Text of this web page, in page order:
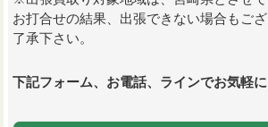
お打合せの結果、出張できない場合もご
了承下さい。
下記フォーム、お電話、ラインでお気軽に